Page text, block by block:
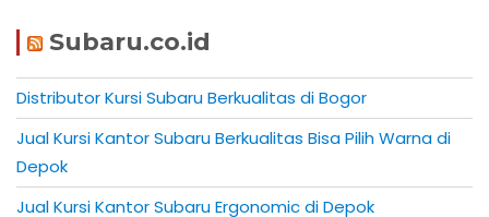
Subaru.co.id
Distributor Kursi Subaru Berkualitas di Bogor
Jual Kursi Kantor Subaru Berkualitas Bisa Pilih Warna di
Depok
Jual Kursi Kantor Subaru Ergonomic di Depok